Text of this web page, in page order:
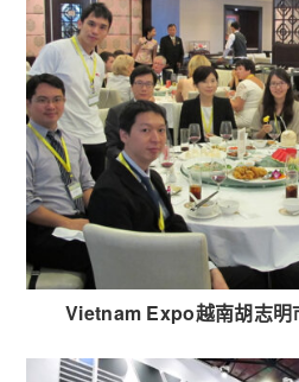
Vietnam Expo越南胡志明